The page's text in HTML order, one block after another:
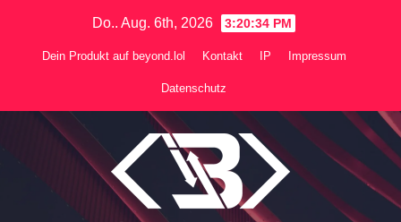
Do.. Aug. 6th, 2026 3:20:34 PM
Dein Produkt auf beyond.lol Kontakt IP Impressum
Datenschutz